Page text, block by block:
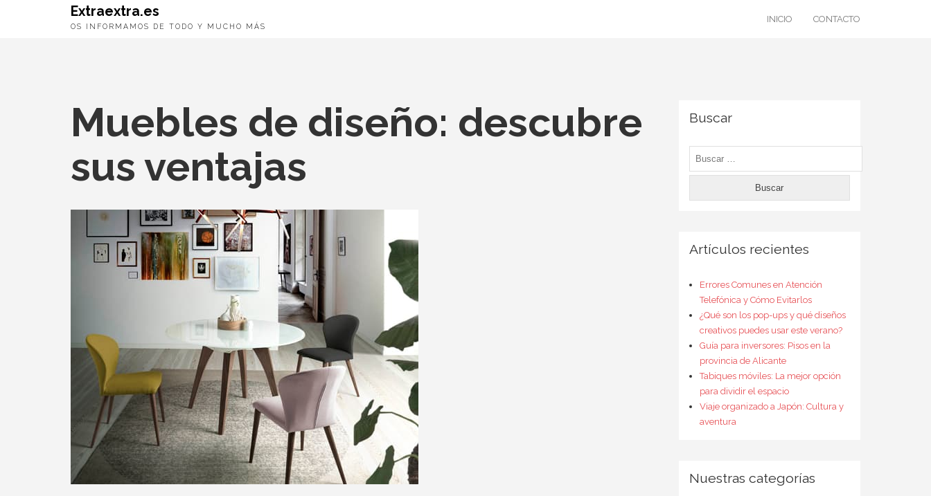
Extraextra.es
OS INFORMAMOS DE TODO Y MUCHO MÁS
INICIO CONTACTO
Muebles de diseño: descubre
sus ventajas
Buscar
Buscar:
Artículos recientes
Errores Comunes en Atención
Telefónica y Cómo Evitarlos
¿Qué son los pop-ups y qué diseños
creativos puedes usar este verano?
Guía para inversores: Pisos en la
provincia de Alicante
Tabiques móviles: La mejor opción
para dividir el espacio
Viaje organizado a Japón: Cultura y
aventura
Nuestras categorías